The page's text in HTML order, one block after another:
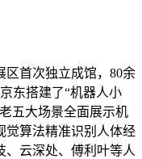
区首次独立成馆，80余
东搭建了“机器人小
五大场景全面展示机
觉算法精准识别人体经
、云深处、傅利叶等人